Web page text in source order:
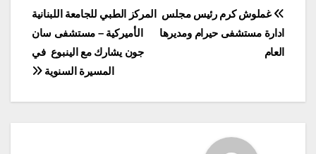
Post
navigation
المركز الطبي للجامعة اللبنانية
الأميركية – مستشفى سان
جون يشارك مع الينبوع في
المسيرة السنوية
غملوش كرم رئيس مجلس
ادارة مستشفى حيرام ومديرها
العام